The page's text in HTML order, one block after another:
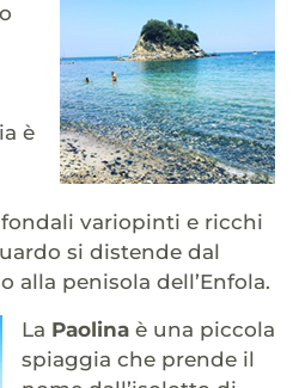
è
variopinti e ricchi
si distende dal
alla penisola dell’Enfola.
La Paolina è una piccola
spiaggia che prende il